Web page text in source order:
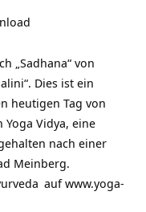
„Sadhana“ von
Dies ist ein
heutigen Tag von
Yoga Vidya, eine
nach einer
Meinberg.
aufwww.yoga-